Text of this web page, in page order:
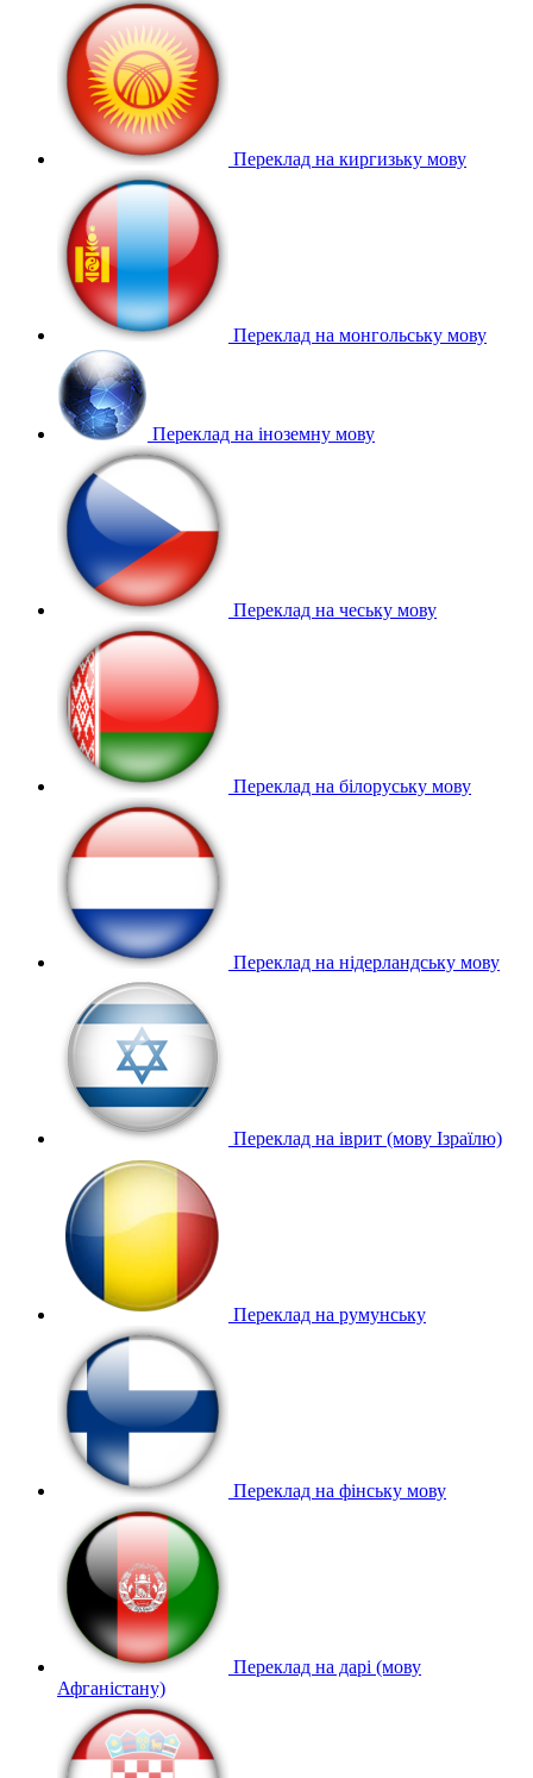
Переклад на киргизьку мову
Переклад на монгольську мову
Переклад на іноземну мову
Переклад на чеську мову
Переклад на білоруську мову
Переклад на нідерландську мову
Переклад на іврит (мову Ізраїлю)
Переклад на румунську
Переклад на фінську мову
Переклад на дарі (мову
Афганістану)